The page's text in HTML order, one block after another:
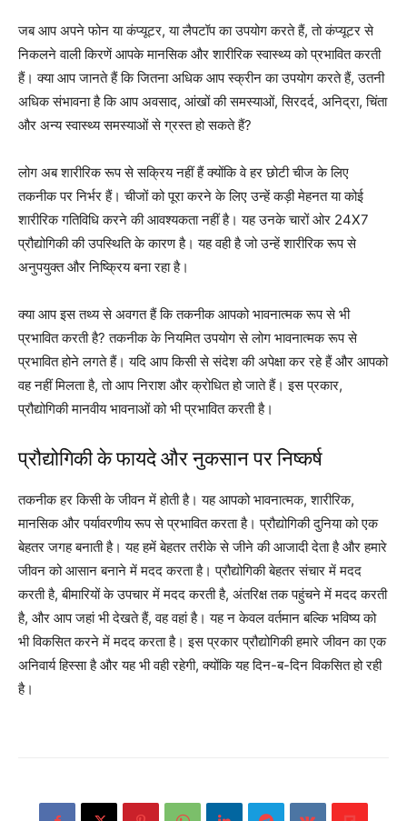
जब आप अपने फोन या कंप्यूटर, या लैपटॉप का उपयोग करते हैं, तो कंप्यूटर से
निकलने वाली किरणें आपके मानसिक और शारीरिक स्वास्थ्य को प्रभावित करती
हैं। क्या आप जानते हैं कि जितना अधिक आप स्क्रीन का उपयोग करते हैं, उतनी
अधिक संभावना है कि आप अवसाद, आंखों की समस्याओं, सिरदर्द, अनिद्रा, चिंता
और अन्य स्वास्थ्य समस्याओं से ग्रस्त हो सकते हैं?
लोग अब शारीरिक रूप से सक्रिय नहीं हैं क्योंकि वे हर छोटी चीज के लिए
तकनीक पर निर्भर हैं। चीजों को पूरा करने के लिए उन्हें कड़ी मेहनत या कोई
शारीरिक गतिविधि करने की आवश्यकता नहीं है। यह उनके चारों ओर 24X7
प्रौद्योगिकी की उपस्थिति के कारण है। यह वही है जो उन्हें शारीरिक रूप से
अनुपयुक्त और निष्क्रिय बना रहा है।
क्या आप इस तथ्य से अवगत हैं कि तकनीक आपको भावनात्मक रूप से भी
प्रभावित करती है? तकनीक के नियमित उपयोग से लोग भावनात्मक रूप से
प्रभावित होने लगते हैं। यदि आप किसी से संदेश की अपेक्षा कर रहे हैं और आपको
वह नहीं मिलता है, तो आप निराश और क्रोधित हो जाते हैं। इस प्रकार,
प्रौद्योगिकी मानवीय भावनाओं को भी प्रभावित करती है।
प्रौद्योगिकी के फायदे और नुकसान पर निष्कर्ष
तकनीक हर किसी के जीवन में होती है। यह आपको भावनात्मक, शारीरिक,
मानसिक और पर्यावरणीय रूप से प्रभावित करता है। प्रौद्योगिकी दुनिया को एक
बेहतर जगह बनाती है। यह हमें बेहतर तरीके से जीने की आजादी देता है और हमारे
जीवन को आसान बनाने में मदद करता है। प्रौद्योगिकी बेहतर संचार में मदद
करती है, बीमारियों के उपचार में मदद करती है, अंतरिक्ष तक पहुंचने में मदद करती
है, और आप जहां भी देखते हैं, वह वहां है। यह न केवल वर्तमान बल्कि भविष्य को
भी विकसित करने में मदद करता है। इस प्रकार प्रौद्योगिकी हमारे जीवन का एक
अनिवार्य हिस्सा है और यह भी वही रहेगी, क्योंकि यह दिन-ब-दिन विकसित हो रही
है।